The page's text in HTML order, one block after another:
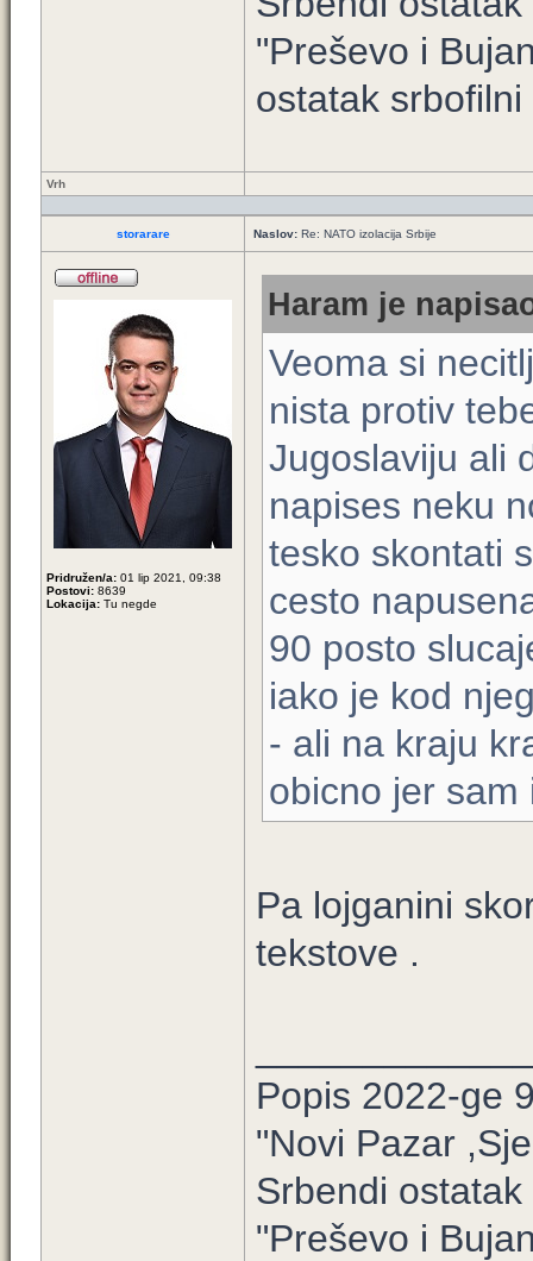
"Preševo i
ostatak
Vrh
storarare Naslov: Re: NATO izolacija Srbije
Pridružen/a: 01 lip 2021, 09:38
Postovi: 8639
Lokacija: Tu negde
Haram je
Veoma si
nista protiv
Jugoslaviju ali
napises neku
tesko skontati
cesto
90 posto
iako je kod
- ali na kraju
obicno jer sam
Pa lojganini
tekstove .
Popis 2022-ge
"Novi Pazar
Srbendi
"Preševo i